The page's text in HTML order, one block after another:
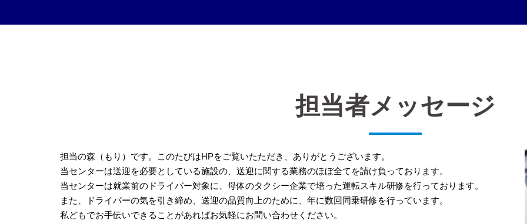
担当者メッセージ
担当の森（もり）です。このたびはHPをご覧いたただき、ありがとうございます。
当センターは送迎を必要としている施設の、送迎に関する業務のほぼ全てを請け負っております。
当センターは就業前のドライバー対象に、母体のタクシー企業で培った運転スキル研修を行っております。
また、ドライバーの気を引き締め、送迎の品質向上のために、年に数回同乗研修を行っています。
私どもでお手伝いできることがあればお気軽にお問い合わせください。